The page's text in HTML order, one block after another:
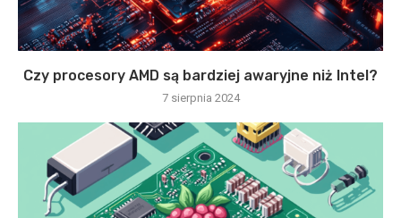
Czy procesory AMD są bardziej awaryjne niż Intel?
7 sierpnia 2024